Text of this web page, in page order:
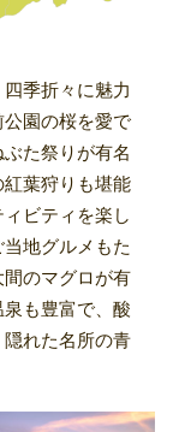
季折々に魅力
園の桜を愛で
た祭りが有名
葉狩りも堪能
ビティを楽し
地グルメもた
間のマグロが有
も豊富で、酸
れた名所の青